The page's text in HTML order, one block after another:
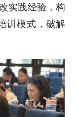
实践经验，构
训模式，破解